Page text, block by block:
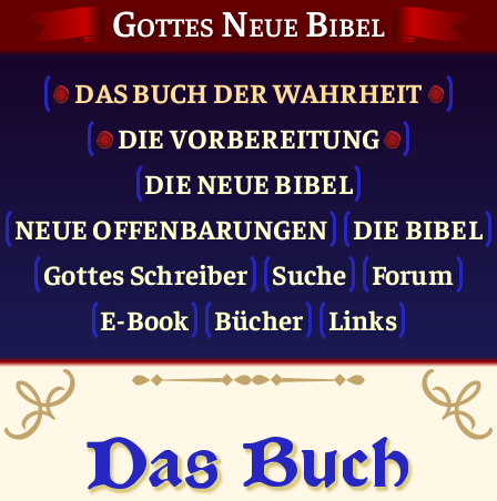
Gottes Neue Bibel
DAS BUCH DER WAHRHEIT
DIE VOR­BEREITUNG
DIE NEUE BIBEL
NEUE OFFENBARUNGEN
DIE BIBEL
Gottes Schreiber
Suche
Forum
E-Book
Bücher Links
Das Buch